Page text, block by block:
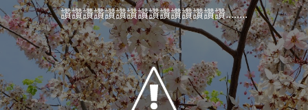
讚讚讚讚讚讚讚讚讚讚讚讚讚讚讚........